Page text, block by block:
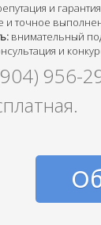
и
и точное
внимательный
и
956-